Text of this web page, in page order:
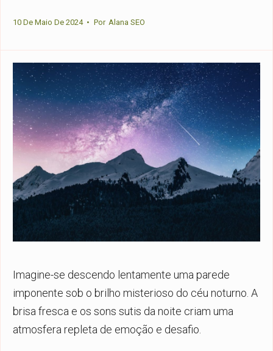
10 De Maio De 2024 • Por Alana SEO
Imagine-se descendo lentamente uma parede
imponente sob o brilho misterioso do céu noturno. A
brisa fresca e os sons sutis da noite criam uma
atmosfera repleta de emoção e desafio.